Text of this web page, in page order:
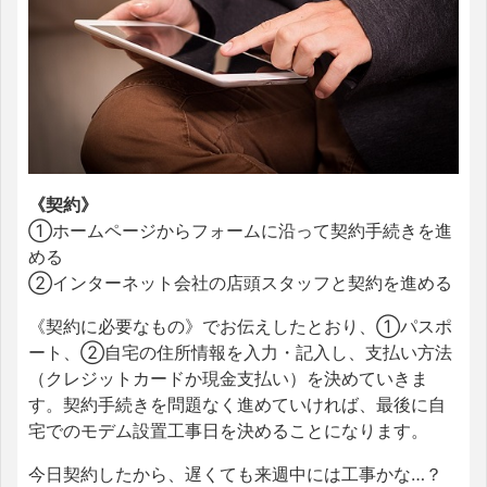
《契約》
①ホームページからフォームに沿って契約手続きを進
める
②インターネット会社の店頭スタッフと契約を進める
《契約に必要なもの》でお伝えしたとおり、①パスポ
ート、②自宅の住所情報を入力・記入し、支払い方法
（クレジットカードか現金支払い）を決めていきま
す。契約手続きを問題なく進めていければ、最後に自
宅でのモデム設置工事日を決めることになります。
今日契約したから、遅くても来週中には工事かな…？